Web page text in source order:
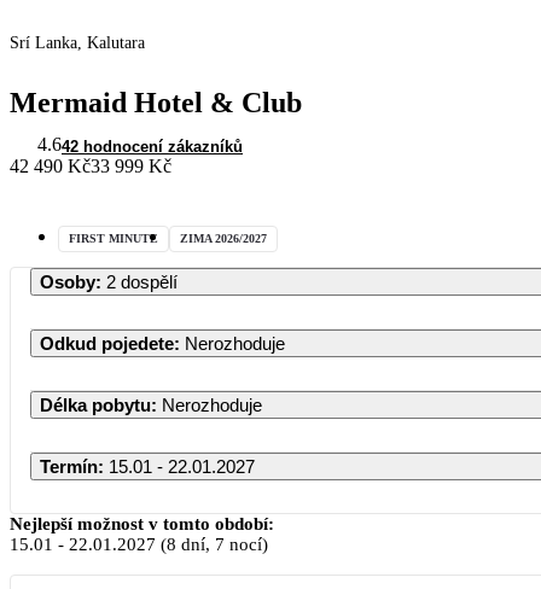
Srí Lanka, Kalutara
Mermaid Hotel & Club
4.642 hodnocení zákazníků
42 490 Kč33 999 Kč
FIRST MINUTE ZIMA 2026/2027
Osoby: 2 dospělí
Odkud pojedete: Nerozhoduje
Délka pobytu: Nerozhoduje
Termín: 15.01 - 22.01.2027
Nejlepší možnost v tomto období:
15.01 - 22.01.2027 (8 dní, 7 nocí)